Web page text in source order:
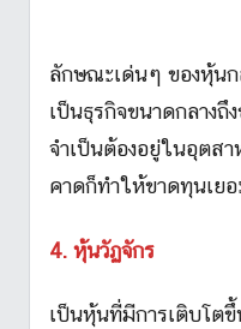
ลักษณะเด่นๆ ของหุ้นก
เป็นธุรกิจขนาดกลาง
จำเป็นต้องอยู่ในอุตส
คาดก็ทำให้ขาดทุนเย
4. หุ้นวัฏจักร
เป็นหุ้นที่มีการเติบโต